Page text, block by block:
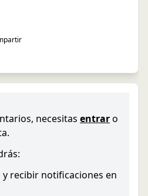
necesitas entraro
recibir notificaciones en